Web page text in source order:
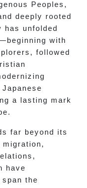
Peoples,
deeply rooted
has unfolded
with
followed
a lasting mark
far beyond its
migration,
have
the